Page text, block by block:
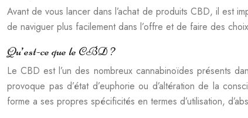
Avant de vous lancer dans l’achat de produits CBD, il est
de naviguer plus facilement dans l’offre et de faire des
Qu’est-ce que le CBD ?
Le CBD est l’un des nombreux cannabinoïdes présents
provoque pas d’état d’euphorie ou d’altération de la
forme a ses propres spécificités en termes d’utilisation,